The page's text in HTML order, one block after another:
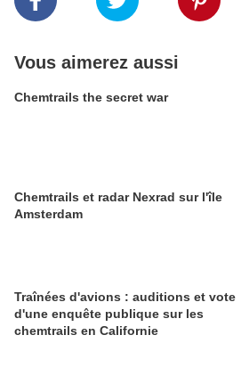
Vous aimerez aussi
Chemtrails the secret war
Chemtrails et radar Nexrad sur l'île
Amsterdam
Traînées d'avions : auditions et vote
d'une enquête publique sur les
chemtrails en Californie